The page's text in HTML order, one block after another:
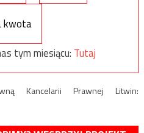
kwota
tym miesiącu: Tutaj
Kancelarii Prawnej Litwin: